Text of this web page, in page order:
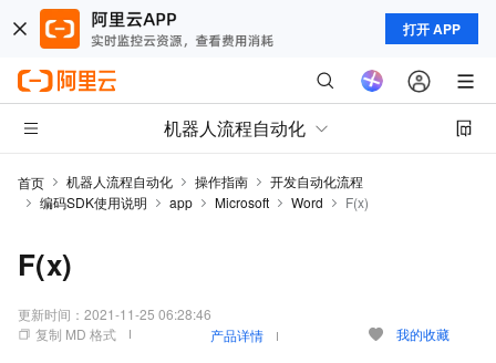
打开 APP
机器人流程自动化
首页 机器人流程自动化 操作指南
开发自动化流程
编码SDK使用说明
app Microsoft Word F(x)
F(x)
更新时间： 2021-11-25 06:28:46
复制 MD 格式
产品详情 我的收藏